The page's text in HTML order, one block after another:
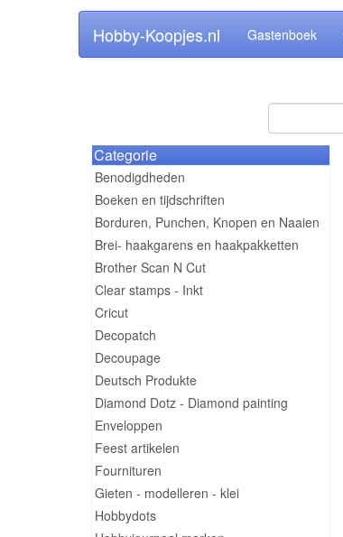
Hobby-Koopjes.nl Gastenboek
Categorie
Benodigdheden
Boeken en tijdschriften
Borduren, Punchen, Knopen en Naaien
Brei- haakgarens en haakpakketten
Brother Scan N Cut
Clear stamps - Inkt
Cricut
Decopatch
Decoupage
Deutsch Produkte
Diamond Dotz - Diamond painting
Enveloppen
Feest artikelen
Fournituren
Gieten - modelleren - klei
Hobbydots